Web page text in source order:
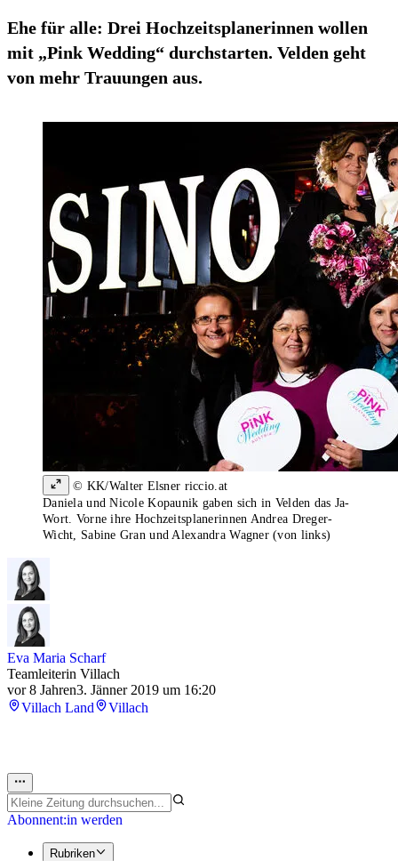
Ehe für alle: Drei Hochzeitsplanerinnen wollen
mit „Pink Wedding“ durchstarten. Velden geht
von mehr Trauungen aus.
© KK/Walter Elsner riccio.at
Daniela und Nicole Kopaunik gaben sich in Velden das Ja-
Wort. Vorne ihre Hochzeitsplanerinnen Andrea Dreger-
Wicht, Sabine Gran und Alexandra Wagner (von links)
Eva Maria Scharf
Teamleiterin Villach
vor 8 Jahren3. Jänner 2019 um 16:20
Villach Land
Villach
Abonnent:in werden
Rubriken